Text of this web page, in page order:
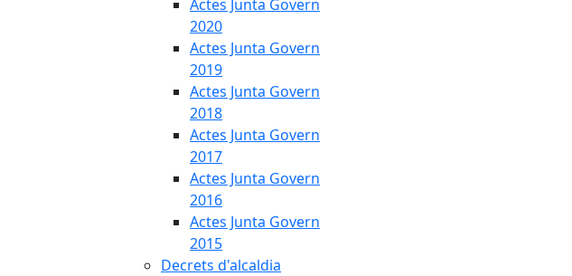
Actes Junta Govern
2020
Actes Junta Govern
2019
Actes Junta Govern
2018
Actes Junta Govern
2017
Actes Junta Govern
2016
Actes Junta Govern
2015
Decrets d'alcaldia